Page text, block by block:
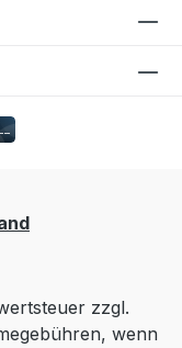
zzgl.
wenn